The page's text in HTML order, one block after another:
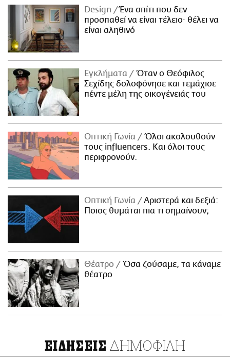
Design
Ένα σπίτι που δεν
προσπαθεί να είναι τέλειο· θέλει να
είναι αληθινό
Εγκλήματα
Όταν ο Θεόφιλος
Σεχίδης δολοφόνησε και τεμάχισε
πέντε μέλη της οικογένειάς του
Οπτική Γωνία
Όλοι ακολουθούν
τους influencers. Και όλοι τους
περιφρονούν.
Οπτική Γωνία
Αριστερά και δεξιά:
Ποιος θυμάται πια τι σημαίνουν;
Θέατρο
Όσα ζούσαμε, τα κάναμε
θέατρο
ΕΙΔΗΣΕΙΣ ΔΗΜΟΦΙΛΗ